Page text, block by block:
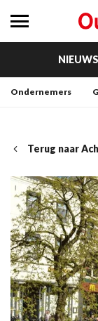
NIEUWS
Ondernemers
Terug naar